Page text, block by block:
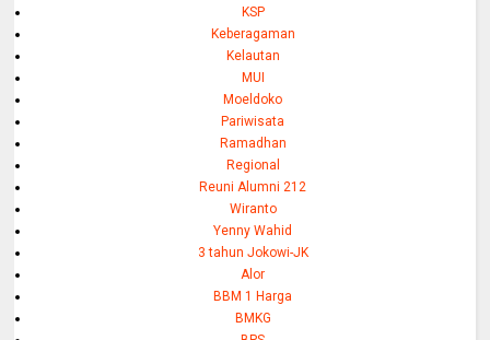
KSP
Keberagaman
Kelautan
MUI
Moeldoko
Pariwisata
Ramadhan
Regional
Reuni Alumni 212
Wiranto
Yenny Wahid
3 tahun Jokowi-JK
Alor
BBM 1 Harga
BMKG